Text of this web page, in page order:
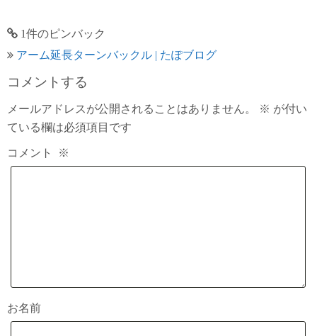
1件のピンバック
アーム延長ターンバックル | たぽブログ
コメントする
メールアドレスが公開されることはありません。 ※ が付い
ている欄は必須項目です
コメント ※
お名前